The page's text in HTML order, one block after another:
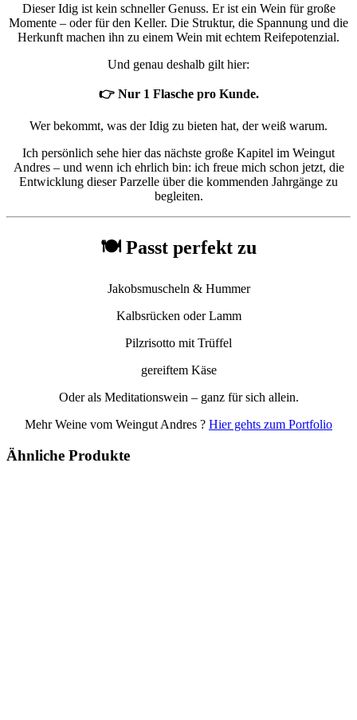
Dieser Idig ist kein schneller Genuss. Er ist ein Wein für große
Momente – oder für den Keller. Die Struktur, die Spannung und die
Herkunft machen ihn zu einem Wein mit echtem Reifepotenzial.
Und genau deshalb gilt hier:
👉 Nur 1 Flasche pro Kunde.
Wer bekommt, was der Idig zu bieten hat, der weiß warum.
Ich persönlich sehe hier das nächste große Kapitel im Weingut
Andres – und wenn ich ehrlich bin: ich freue mich schon jetzt, die
Entwicklung dieser Parzelle über die kommenden Jahrgänge zu
begleiten.
🍽️ Passt perfekt zu
Jakobsmuscheln & Hummer
Kalbsrücken oder Lamm
Pilzrisotto mit Trüffel
gereiftem Käse
Oder als Meditationswein – ganz für sich allein.
Mehr Weine vom Weingut Andres ? Hier gehts zum Portfolio
Ähnliche Produkte